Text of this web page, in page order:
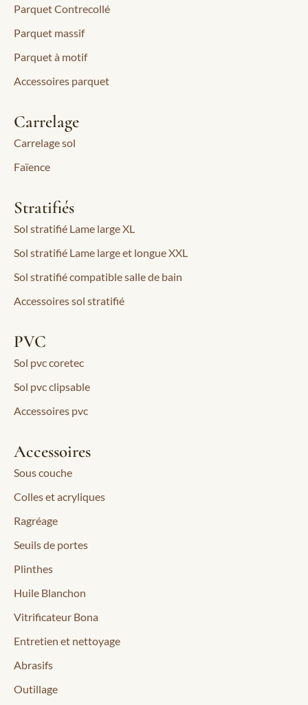
Parquet Contrecollé
Parquet massif
Parquet à motif
Accessoires parquet
Carrelage
Carrelage sol
Faïence
Stratifiés
Sol stratifié Lame large XL
Sol stratifié Lame large et longue XXL
Sol stratifié compatible salle de bain
Accessoires sol stratifié
PVC
Sol pvc coretec
Sol pvc clipsable
Accessoires pvc
Accessoires
Sous couche
Colles et acryliques
Ragréage
Seuils de portes
Plinthes
Huile Blanchon
Vitrificateur Bona
Entretien et nettoyage
Abrasifs
Outillage